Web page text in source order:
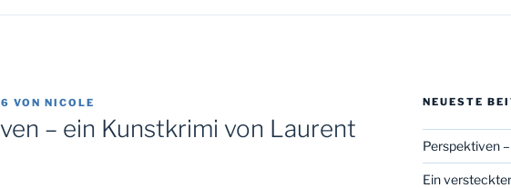
VON NICOLE
– ein Kunstkrimi von Laurent
NEUESTE
Perspektiven
Ein